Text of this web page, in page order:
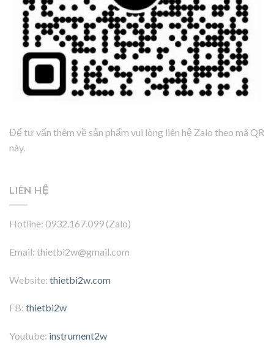
Để tư vấn thêm về sản phẩm vui lòng liên hệ Zalo theo mã QR
này.
LIÊN HỆ
Hotline: 0932.167.099 (Zalo)
Email: thietbi2w@gmail.com
Website: thietbi2w.com
FB: thietbi2w
Youtube: instrument2w